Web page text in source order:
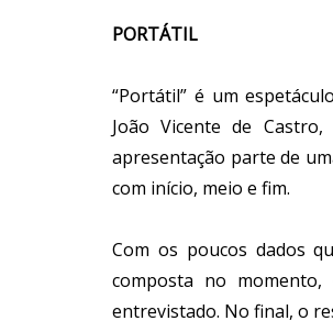
PORTÁTIL
“Portátil” é um
João Vicente de
apresentação parte de
com início, meio e fim.
Com os poucos dados
composta no
entrevistado. No final, o